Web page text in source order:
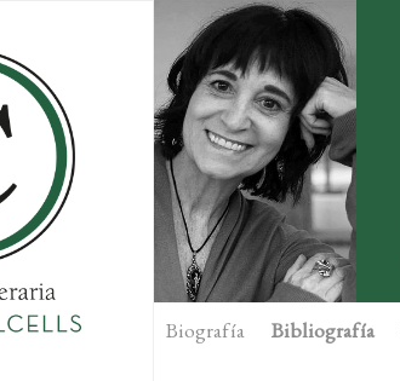
Biografía Bibliografía